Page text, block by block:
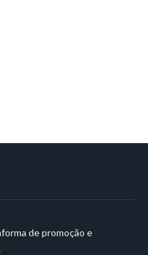
de promoção e